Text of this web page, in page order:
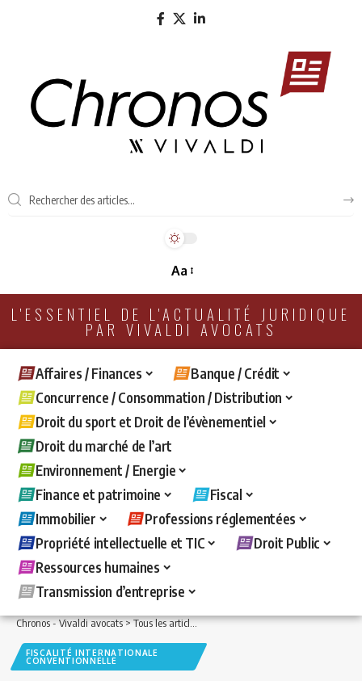
Aa
L'ESSENTIEL DE L'ACTUALITÉ JURIDIQUE
PAR VIVALDI AVOCATS
Affaires / Finances
Banque / Crédit
Concurrence / Consommation / Distribution
Droit du sport et Droit de l’évènementiel
Droit du marché de l’art
Environnement / Energie
Finance et patrimoine
Fiscal
Immobilier
Professions réglementées
Propriété intellectuelle et TIC
Droit Public
Ressources humaines
Transmission d’entreprise
Chronos - Vivaldi avocats>Tous les articles >Fiscal>Fiscalité internationale
FISCALITÉ INTERNATIONALE
CONVENTIONNELLE